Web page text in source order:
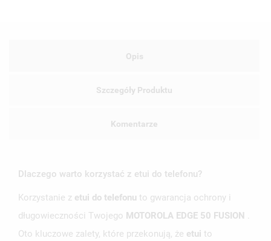
Opis
Szczegóły Produktu
Komentarze
Dlaczego warto korzystać z etui do telefonu?
Korzystanie z etui do telefonu to gwarancja ochrony i
długowieczności Twojego MOTOROLA EDGE 50 FUSION
Oto kluczowe zalety, które przekonują, że etui to